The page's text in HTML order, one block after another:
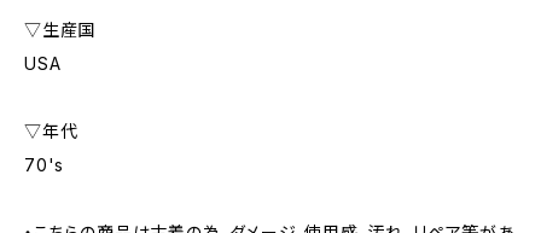
▽生産国
USA
▽年代
70's